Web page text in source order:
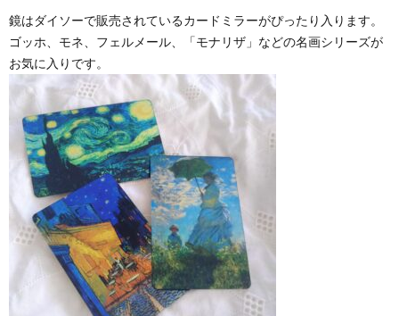
鏡はダイソーで販売されているカードミラーがぴったり入ります。
ゴッホ、モネ、フェルメール、「モナリザ」などの名画シリーズが
お気に入りです。